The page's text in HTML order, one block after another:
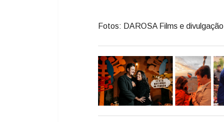
Fotos: DAROSA Films e divulgação